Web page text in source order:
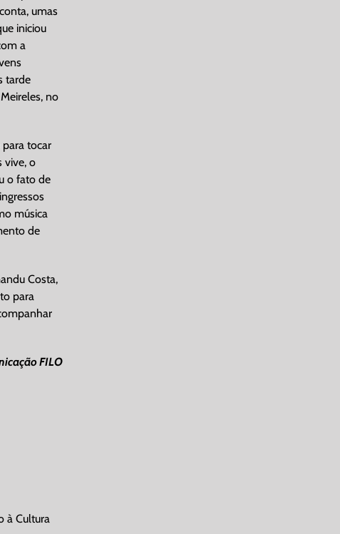
umas
iniciou
a
tarde
no
tocar
vive, o
o fato de
música
de
Costa,
para
FILO
à Cultura